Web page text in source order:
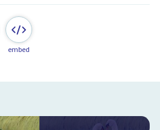
embed